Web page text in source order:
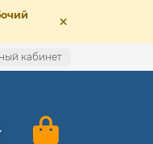
кабинет